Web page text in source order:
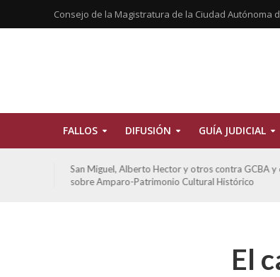
Consejo de la Magistratura de la Ciudad Autónoma
FALLOS DIFUSIÓN GUÍA JUDICIAL
San Miguel, Alberto Hector y otros contra GCBA y
sobre Amparo-Patrimonio Cultural Histórico
El